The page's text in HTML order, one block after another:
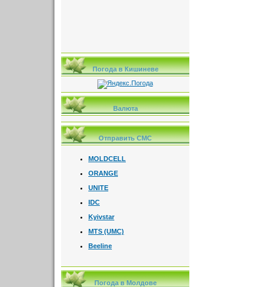
Погода в Кишиневе
Валюта
Отправить СМС
MOLDCELL
ORANGE
UNITE
IDC
Kyivstar
MTS (UMC)
Beeline
Погода в Молдове